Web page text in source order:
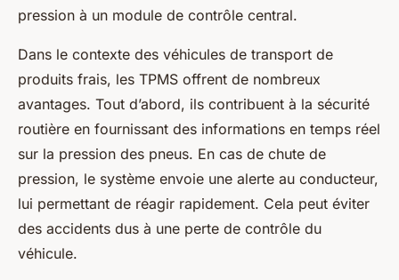
pression à un module de contrôle central.
Dans le contexte des véhicules de transport de
produits frais, les TPMS offrent de nombreux
avantages. Tout d’abord, ils contribuent à la sécurité
routière en fournissant des informations en temps réel
sur la pression des pneus. En cas de chute de
pression, le système envoie une alerte au conducteur,
lui permettant de réagir rapidement. Cela peut éviter
des accidents dus à une perte de contrôle du
véhicule.